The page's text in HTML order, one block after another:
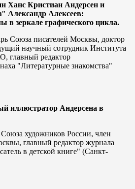
Ханс Кристиан Андерсен и
Александр Алексеев:
в зеркале графического цикла.
Союза писателей Москвы, доктор
научный сотрудник Института
главный редактор
"Литературные знакомства"
иллюстратор Андерсена в
художников России, член
главный редактор журнала
в детской книге" (Санкт-